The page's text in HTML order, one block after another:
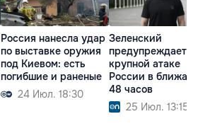
Россия нанесла удар
по выставке оружия
под Киевом: есть
погибшие и раненые
24 Июл. 18:30
Зеленский
предупреждает о
крупной атаке
России в
48 часов
25 Июл. 13:15